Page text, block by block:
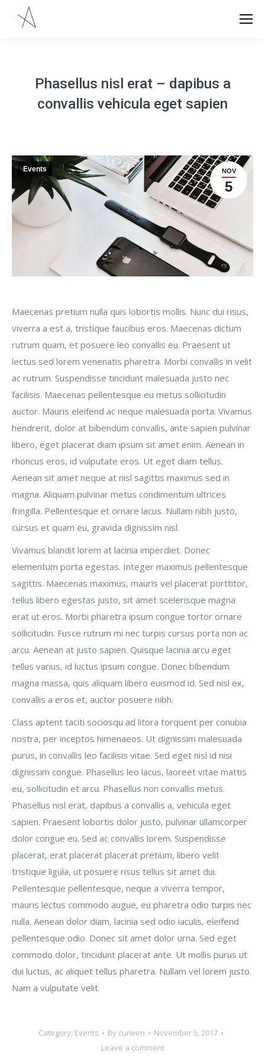
Phasellus nisl erat – dapibus a
convallis vehicula eget sapien
NOV
5
Events
Maecenas pretium nulla quis lobortis mollis. Nunc dui risus,
viverra a est a, tristique faucibus eros. Maecenas dictum
rutrum quam, et posuere leo convallis eu. Praesent ut
lectus sed lorem venenatis pharetra. Morbi convallis in velit
ac rutrum. Suspendisse tincidunt malesuada justo nec
facilisis. Maecenas pellentesque eu metus sollicitudin
auctor. Mauris eleifend ac neque malesuada porta. Vivamus
hendrerit, dolor at bibendum convallis, ante sapien pulvinar
libero, eget placerat diam ipsum sit amet enim. Aenean in
rhoncus eros, id vulputate eros. Ut eget diam tellus.
Aenean sit amet neque at nisl sagittis maximus sed in
magna. Aliquam pulvinar metus condimentum ultrices
fringilla. Pellentesque et ornare lacus. Nullam nibh justo,
cursus et quam eu, gravida dignissim nisl.
Vivamus blandit lorem at lacinia imperdiet. Donec
elementum porta egestas. Integer maximus pellentesque
sagittis. Maecenas maximus, mauris vel placerat porttitor,
tellus libero egestas justo, sit amet scelerisque magna
erat ut eros. Morbi pharetra ipsum congue tortor ornare
sollicitudin. Fusce rutrum mi nec turpis cursus porta non ac
arcu. Aenean at justo sapien. Quisque lacinia arcu eget
tellus varius, id luctus ipsum congue. Donec bibendum
magna massa, quis aliquam libero euismod id. Sed nisl ex,
convallis a eros et, auctor posuere nibh.
Class aptent taciti sociosqu ad litora torquent per conubia
nostra, per inceptos himenaeos. Ut dignissim malesuada
purus, in convallis leo facilisis vitae. Sed eget nisl id nisi
dignissim congue. Phasellus leo lacus, laoreet vitae mattis
eu, sollicitudin et arcu. Phasellus non convallis metus.
Phasellus nisl erat, dapibus a convallis a, vehicula eget
sapien. Praesent lobortis dolor justo, pulvinar ullamcorper
dolor congue eu. Sed ac convallis lorem. Suspendisse
placerat, erat placerat placerat pretium, libero velit
tristique ligula, ut posuere risus tellus sit amet dui.
Pellentesque pellentesque, neque a viverra tempor,
mauris lectus commodo augue, eu pharetra odio turpis nec
nulla. Aenean dolor diam, lacinia sed odio iaculis, eleifend
pellentesque odio. Donec sit amet dolor urna. Sed eget
commodo dolor, tincidunt placerat ante. Ut mollis purus ut
dui luctus, ac aliquet tellus pharetra. Nullam vel lorem justo.
Nam a vulputate velit.
Category: Events By curwen
November 5, 2017
Leave a comment